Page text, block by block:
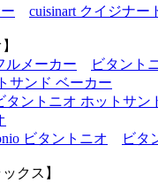
cuisinart クイジナー
ルメーカー
ビタント
サンド ベーカー
タントニオ ホットサン
ビタントニオ ビタ
クス】